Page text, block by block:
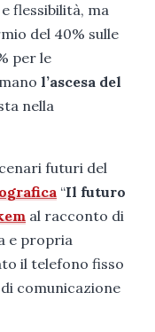
flessibilità, ma
del 40% sulle
per le
l’ascesa del
nella
futuri del
“Il futuro
al racconto di
e propria
il telefono fisso
comunicazione